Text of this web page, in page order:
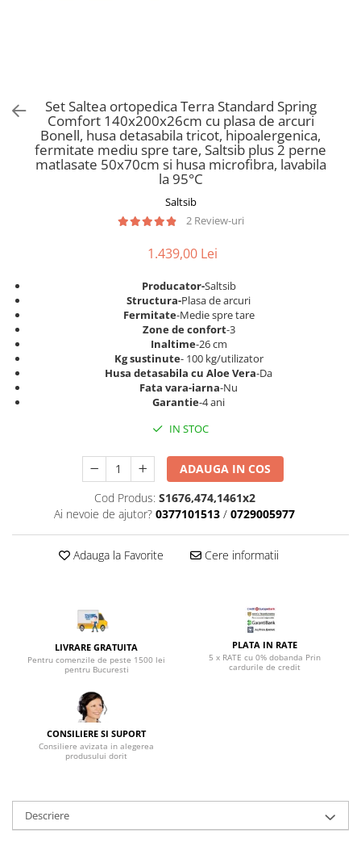
Saltele Memory Pocket
Saltele cu plasa arcuri
Saltele cu spuma
Saltele cu spuma poliuretanica
Saltele 160x200
Saltele 180x200
Top saltele
Top saltele 5 cm
Top saltele 10 cm
Top saltele memory 5 cm
Top saltele MemoHR 6.5 cm
Saltele cu plasa de arcuri
Saltele cu spuma
Scaune pentru living
Seturi comode living si vitrine
Mobila living
Dulap birou
Birouri
Scaune pentru birou
Scaune pentru vizitatori
Scaune manager
Seturi mese si scaune bucatarie
Suporturi si rafturi pantofi
Seturi mobilier hol
Stender haine
Suport pentru umerase
Mobilier gradinita
Mese gradinita
Scaune gradinita
Mobilier copii
Mobila camera copii
Scaune birou copii
Scaune resigilate
Scaune gradinita
Set Saltea ortopedica Terra Standard Spring
Comfort 140x200x26cm cu plasa de arcuri
Bonell, husa detasabila tricot, hipoalergenica,
fermitate mediu spre tare, Saltsib plus 2 perne
matlasate 50x70cm si husa microfibra, lavabila
la 95°C
Saltsib
2 Review-uri
1.439,00 Lei
Producator-Saltsib
Structura-Plasa de arcuri
Fermitate-Medie spre tare
Zone de confort-3
Inaltime-26 cm
Kg sustinute- 100 kg/utilizator
Husa detasabila cu Aloe Vera-Da
Fata vara-iarna-Nu
Garantie-4 ani
IN STOC
ADAUGA IN COS
Cod Produs: S1676,474,1461x2
Ai nevoie de ajutor? 0377101513 / 0729005977
Adauga la Favorite Cere informatii
LIVRARE GRATUITA
Pentru comenzile de peste 1500 lei
pentru Bucuresti
PLATA IN RATE
5 x RATE cu 0% dobanda Prin
cardurile de credit
CONSILIERE SI SUPORT
Consiliere avizata in alegerea
produsului dorit
Descriere